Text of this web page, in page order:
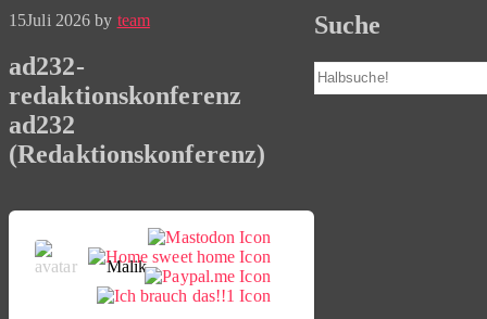
15Juli 2026 by team
ad232-
redaktionskonferenz
ad232
(Redaktionskonferenz)
Malik
Suche
Suchen